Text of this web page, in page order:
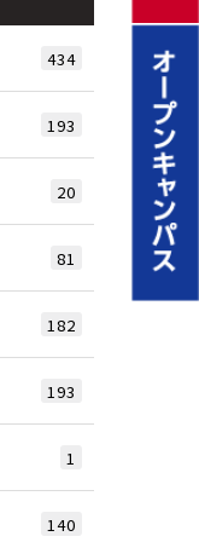
434
193
20
81
182
193
1
140